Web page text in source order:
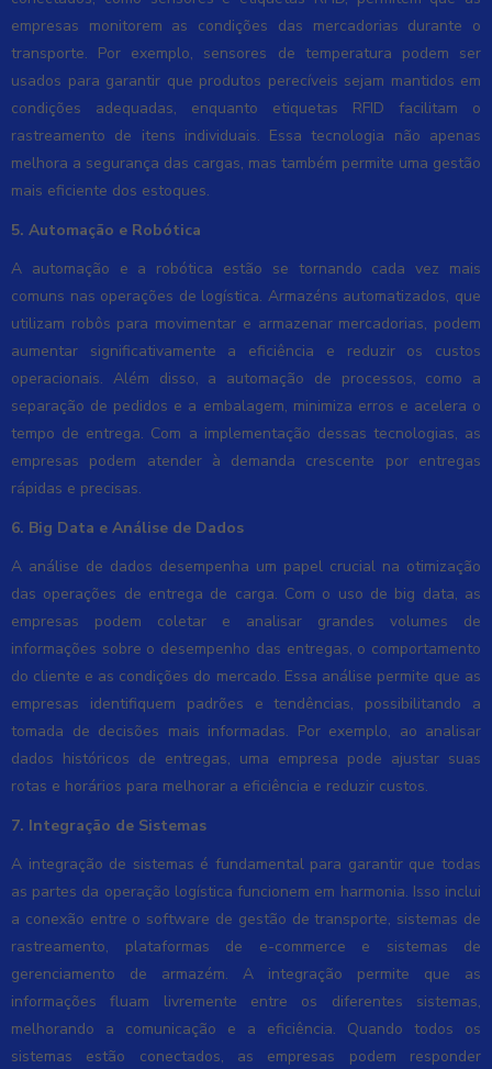
empresas monitorem as condições das mercadorias durante o
transporte. Por exemplo, sensores de temperatura podem ser
usados para garantir que produtos perecíveis sejam mantidos em
condições adequadas, enquanto etiquetas RFID facilitam o
rastreamento de itens individuais. Essa tecnologia não apenas
melhora a segurança das cargas, mas também permite uma gestão
mais eficiente dos estoques.
5. Automação e Robótica
A automação e a robótica estão se tornando cada vez mais
comuns nas operações de logística. Armazéns automatizados, que
utilizam robôs para movimentar e armazenar mercadorias, podem
aumentar significativamente a eficiência e reduzir os custos
operacionais. Além disso, a automação de processos, como a
separação de pedidos e a embalagem, minimiza erros e acelera o
tempo de entrega. Com a implementação dessas tecnologias, as
empresas podem atender à demanda crescente por entregas
rápidas e precisas.
6. Big Data e Análise de Dados
A análise de dados desempenha um papel crucial na otimização
das operações de entrega de carga. Com o uso de big data, as
empresas podem coletar e analisar grandes volumes de
informações sobre o desempenho das entregas, o comportamento
do cliente e as condições do mercado. Essa análise permite que as
empresas identifiquem padrões e tendências, possibilitando a
tomada de decisões mais informadas. Por exemplo, ao analisar
dados históricos de entregas, uma empresa pode ajustar suas
rotas e horários para melhorar a eficiência e reduzir custos.
7. Integração de Sistemas
A integração de sistemas é fundamental para garantir que todas
as partes da operação logística funcionem em harmonia. Isso inclui
a conexão entre o software de gestão de transporte, sistemas de
rastreamento, plataformas de e-commerce e sistemas de
gerenciamento de armazém. A integração permite que as
informações fluam livremente entre os diferentes sistemas,
melhorando a comunicação e a eficiência. Quando todos os
sistemas estão conectados, as empresas podem responder